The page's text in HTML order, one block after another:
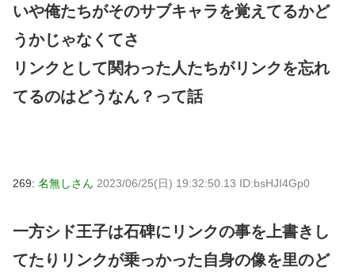
いや俺たちがそのサブキャラを覚えてるかど
うかじゃなくてさ
リンクとして関わった人たちがリンクを忘れ
てるのはどうなん？って話
269: 名無しさん 2023/06/25(日) 19:32:50.13 ID:bsHJI4Gp0
一方シド王子は石碑にリンクの事を上書きし
てたりリンクが乗っかった自身の像を里のど